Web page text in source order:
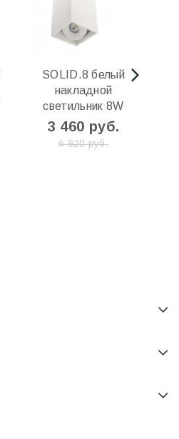
SOLID.8 белый
накладной
светильник 8W
3 460 руб.
6 920 руб.